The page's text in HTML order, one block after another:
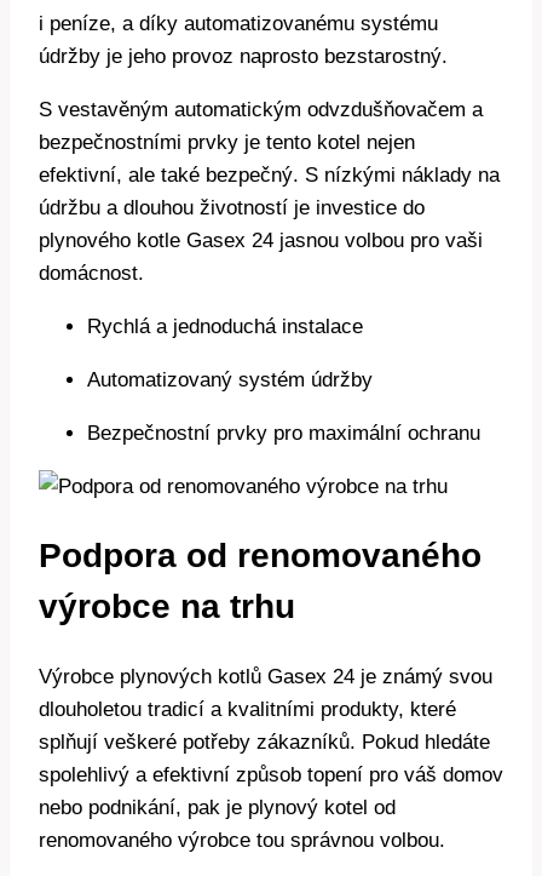
i peníze, a díky automatizovanému systému
údržby je jeho provoz naprosto bezstarostný.
S vestavěným automatickým odvzdušňovačem a
bezpečnostními prvky je tento kotel nejen
efektivní, ale také bezpečný. S nízkými náklady na
údržbu a dlouhou životností je investice do
plynového kotle Gasex 24 jasnou volbou pro vaši
domácnost.
Rychlá a jednoduchá instalace
Automatizovaný systém údržby
Bezpečnostní prvky pro maximální ochranu
Podpora od renomovaného
výrobce na trhu
Výrobce plynových kotlů Gasex 24 je známý svou
dlouholetou tradicí a kvalitními produkty, které
splňují veškeré potřeby zákazníků. Pokud hledáte
spolehlivý a efektivní způsob topení pro váš domov
nebo podnikání, pak je plynový kotel od
renomovaného výrobce tou správnou volbou.